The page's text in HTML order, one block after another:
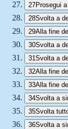
27Prosegui
28Svolta a
29Alla fine
30Svolta a
31Svolta a
32Alla fine
33Alla fine
34Svolta a
35Svolta
36Svolta a